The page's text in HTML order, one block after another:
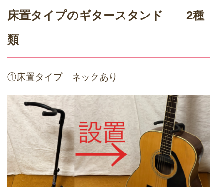
床置タイプのギタースタンド 2種
類
①床置タイプ ネックあり